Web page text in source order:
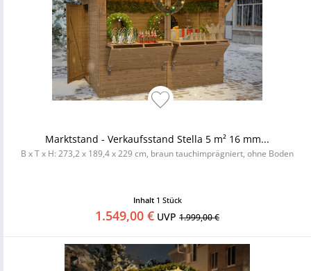
Marktstand - Verkaufsstand Stella 5 m² 16 mm...
B x T x H: 273,2 x 189,4 x 229 cm, braun tauchimprägniert, ohne Boden
Inhalt 1 Stück
1.549,00 € UVP 1.999,00 €